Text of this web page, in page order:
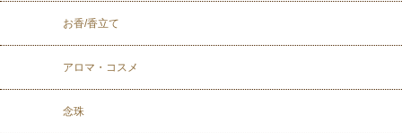
お香/香立て
アロマ・コスメ
念珠